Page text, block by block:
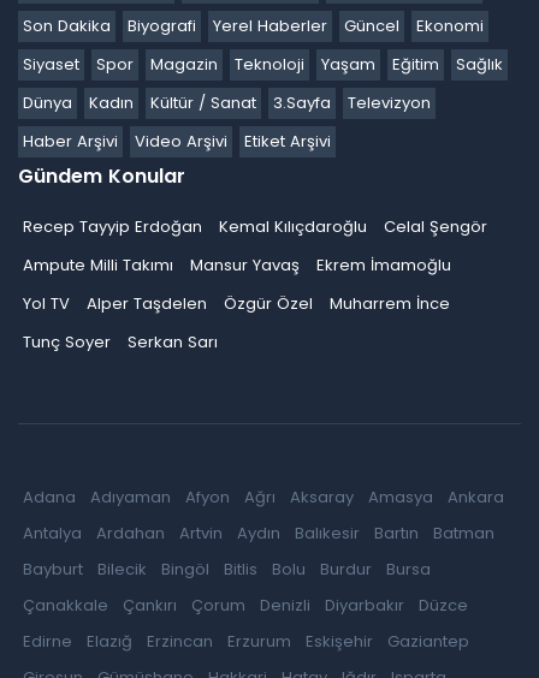
Son Dakika
Biyografi Yerel Haberler Güncel
Ekonomi
Siyaset
Spor Magazin Teknoloji Yaşam Eğitim
Sağlık
Dünya
Kadın Kültür / Sanat 3.Sayfa
Televizyon
Haber Arşivi
Video Arşivi Etiket Arşivi
Gündem Konular
Recep Tayyip Erdoğan Kemal Kılıçdaroğlu
Celal Şengör
Ampute Milli Takımı
Mansur Yavaş
Ekrem İmamoğlu
Yol TV
Alper Taşdelen Özgür Özel
Muharrem İnce
Tunç Soyer
Serkan Sarı
Adana Adıyaman Afyon Ağrı Aksaray Amasya
Ankara
Antalya
Ardahan Artvin Aydın Balıkesir Bartın
Batman
Bayburt
Bilecik Bingöl Bitlis Bolu Burdur
Bursa
Çanakkale
Çankırı Çorum Denizli Diyarbakır
Düzce
Edirne
Elazığ Erzincan Erzurum Eskişehir
Gaziantep